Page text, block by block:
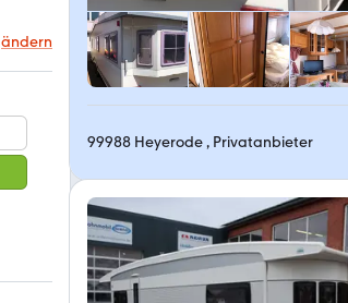
ändern
99988 Heyerode , Privatanbieter